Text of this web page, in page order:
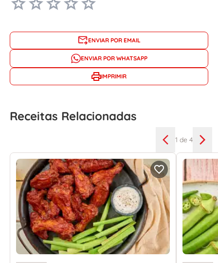
ENVIAR POR EMAIL
ENVIAR POR WHATSAPP
IMPRIMIR
Receitas Relacionadas
1 de 4